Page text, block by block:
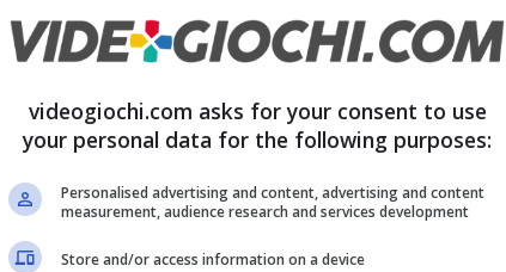
e publisher, apprendiamo che il
datad’uscita infatti è fissata per il primo
videogiochi.com asks for your consent to use
your personal data for the following purposes:
Personalised advertising and content, advertising and content
measurement, audience research and services development
Store and/or access information on a device